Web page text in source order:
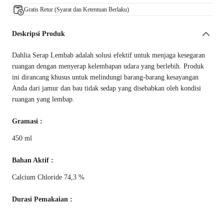
Gratis Retur (Syarat dan Ketentuan Berlaku)
Deskripsi Produk
Dahlia Serap Lembab adalah solusi efektif untuk menjaga kesegaran
ruangan dengan menyerap kelembapan udara yang berlebih. Produk
ini dirancang khusus untuk melindungi barang-barang kesayangan
Anda dari jamur dan bau tidak sedap yang disebabkan oleh kondisi
ruangan yang lembap.
Gramasi :
450 ml
Bahan Aktif :
Calcium Chloride 74,3 %
Durasi Pemakaian :